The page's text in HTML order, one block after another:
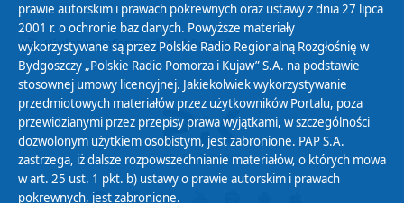
Biuletyn Informacji Publicznej
prawie autorskim i prawach pokrewnych oraz ustawy z dnia 27 lipca
2001 r. o ochronie baz danych. Powyższe materiały
wykorzystywane są przez Polskie Radio Regionalną Rozgłośnię w
Bydgoszczy „Polskie Radio Pomorza i Kujaw” S.A. na podstawie
stosownej umowy licencyjnej. Jakiekolwiek wykorzystywanie
przedmiotowych materiałów przez użytkowników Portalu, poza
przewidzianymi przez przepisy prawa wyjątkami, w szczególności
dozwolonym użytkiem osobistym, jest zabronione. PAP S.A.
zastrzega, iż dalsze rozpowszechnianie materiałów, o których mowa
w art. 25 ust. 1 pkt. b) ustawy o prawie autorskim i prawach
pokrewnych, jest zabronione.